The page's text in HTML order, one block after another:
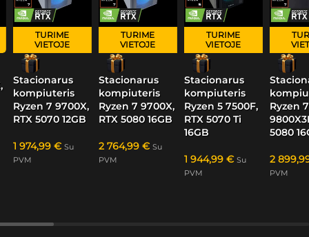
TURIME
VIETOJE
Stacionarus
kompiuteris
Ryzen 7 9700X,
RTX 5070 12GB
1 974,99 € Su
PVM
TURIME
VIETOJE
Stacionarus
kompiuteris
Ryzen 7 9700X,
RTX 5080 16GB
2 764,99 € Su
PVM
TURIME
VIETOJE
Stacionarus
kompiuteris
Ryzen 5 7500F,
RTX 5070 Ti
16GB
1 944,99 € Su
PVM
Ryzen 7
5080
2
PVM